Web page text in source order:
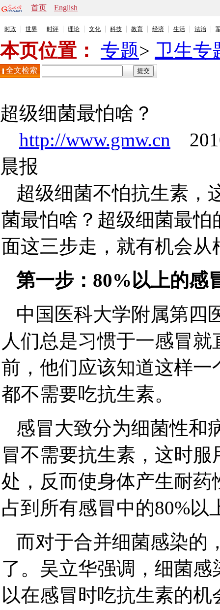
首页 English
时政 世界 时评 理论 文化 科技 教育 经济 生活 法治
本页位置： 专题> 卫生专
全文检索
超级细菌最怕啥？
http://www.gmw.cn
晨报
超级细菌不怕抗生素，
菌最怕啥？超级细菌最
面这三步走，就有机会
第一步：80%以上的感
中国医科大学附属第四
人们总是习惯于一感冒
前，他们应该知道这样一
都不需要吃抗生素。
感冒大致分为细菌性和
冒不需要抗生素，这时
处，反而使身体产生耐
占到所有感冒中的80%以
而对于合并细菌感染的
了。吴立华强调，细菌
以在感冒时吃抗生素的机